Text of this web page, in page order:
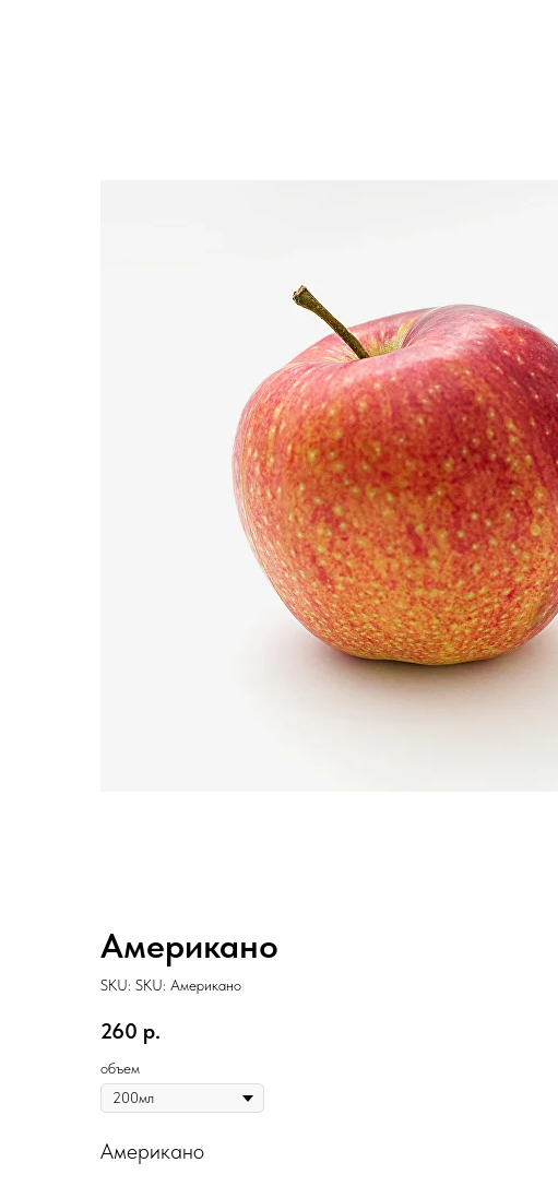
Американо
SKU: SKU: Американо
260 р.
объем
Американо